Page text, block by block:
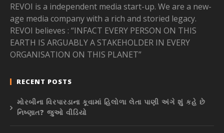
REVOI is a independent media start-up. We are a new-
age media company with a rich and storied legacy.
REVOI believes : “INFACT EVERY PERSON ON THIS
EARTH IS ARGUABLY A STAKEHOLDER IN EVERY
ORGANISATION ON THIS PLANET”
RECENT POSTS
મોરબીના વિરપારડાના કૂવામાં હિલોળા લેતા પાણી અંગે શું કહે છે
નિષ્ણાત? જુઓ વીડિયો